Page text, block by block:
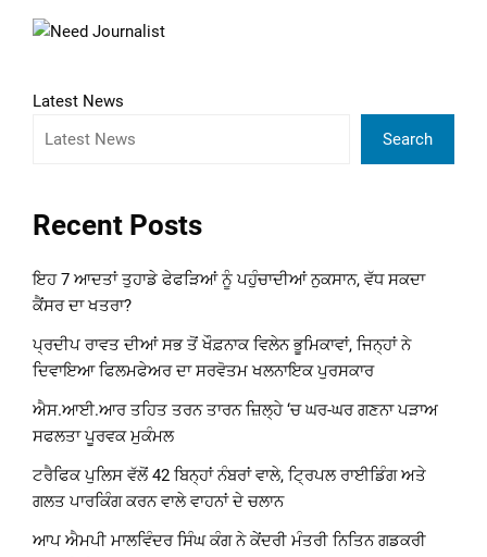
Latest News
Search
Recent Posts
ਇਹ 7 ਆਦਤਾਂ ਤੁਹਾਡੇ ਫੇਫੜਿਆਂ ਨੂੰ ਪਹੁੰਚਾਦੀਆਂ ਨੁਕਸਾਨ, ਵੱਧ ਸਕਦਾ
ਕੈਂਸਰ ਦਾ ਖਤਰਾ?
ਪ੍ਰਦੀਪ ਰਾਵਤ ਦੀਆਂ ਸਭ ਤੋਂ ਖੌਫ਼ਨਾਕ ਵਿਲੇਨ ਭੂਮਿਕਾਵਾਂ, ਜਿਨ੍ਹਾਂ ਨੇ
ਦਿਵਾਇਆ ਫਿਲਮਫੇਅਰ ਦਾ ਸਰਵੋਤਮ ਖਲਨਾਇਕ ਪੁਰਸਕਾਰ
ਐਸ.ਆਈ.ਆਰ ਤਹਿਤ ਤਰਨ ਤਾਰਨ ਜ਼ਿਲ੍ਹੇ ‘ਚ ਘਰ-ਘਰ ਗਣਨਾ ਪੜਾਅ
ਸਫਲਤਾ ਪੂਰਵਕ ਮੁਕੰਮਲ
ਟਰੈਫਿਕ ਪੁਲਿਸ ਵੱਲੋਂ 42 ਬਿਨ੍ਹਾਂ ਨੰਬਰਾਂ ਵਾਲੇ, ਟ੍ਰਿਪਲ ਰਾਈਡਿੰਗ ਅਤੇ
ਗਲਤ ਪਾਰਕਿੰਗ ਕਰਨ ਵਾਲੇ ਵਾਹਨਾਂ ਦੇ ਚਲਾਨ
ਆਪ ਐਮਪੀ ਮਾਲਵਿੰਦਰ ਸਿੰਘ ਕੰਗ ਨੇ ਕੇਂਦਰੀ ਮੰਤਰੀ ਨਿਤਿਨ ਗਡਕਰੀ